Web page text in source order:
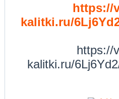
https://
kalitki.ru/
https://
kalitki.ru/